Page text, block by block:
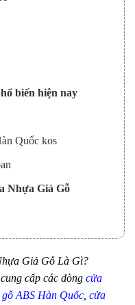
biến hiện nay
Quốc kos
Nhựa Giả Gỗ
Giả Gỗ Là Gì?
cấp các dòng cửa
ABS Hàn Quốc cửa